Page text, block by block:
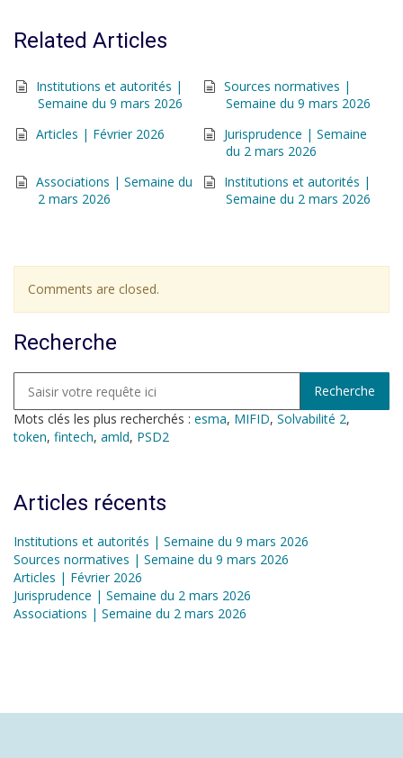
Related Articles
Institutions et autorités |
Semaine du 9 mars 2026
Sources normatives |
Semaine du 9 mars 2026
Articles | Février 2026
Jurisprudence | Semaine
du 2 mars 2026
Associations | Semaine du
2 mars 2026
Institutions et autorités |
Semaine du 2 mars 2026
Comments are closed.
Recherche
Mots clés les plus recherchés : esma, MIFID, Solvabilité 2,
token, fintech, amld, PSD2
Articles récents
Institutions et autorités | Semaine du 9 mars 2026
Sources normatives | Semaine du 9 mars 2026
Articles | Février 2026
Jurisprudence | Semaine du 2 mars 2026
Associations | Semaine du 2 mars 2026